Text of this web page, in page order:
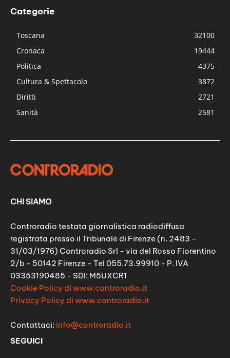
Categorie
Toscana
32100
Cronaca
19444
Politica
4375
Cultura & Spettacolo
3872
Diritti
2721
Sanità
2581
CHI SIAMO
Controradio testata giornalistica radiodiffusa
registrata presso il Tribunale di Firenze (n. 2483 -
31/03/1976) Controradio Srl - via del Rosso Fiorentino
2/b - 50142 Firenze - Tel 055.73.99910 - P. IVA
03353190485 - SDI: M5UXCR1
Cookie Policy di www.controradio.it
Privacy Policy di www.controradio.it
Contattaci: info@controradio.it
SEGUICI